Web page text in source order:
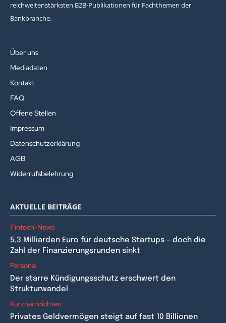
reichweitenstärksten B2B-Publikationen für Fachthemen der
Bankbranche.
Über uns
Mediadaten
Kontakt
FAQ
Offene Stellen
Impressum
Datenschutzerklärung
AGB
Widerrufsbelehrung
AKTUELLE BEITRÄGE
Fintech-News
5,3 Milliarden Euro für deutsche Startups – doch die
Zahl der Finanzierungsrunden sinkt
Personal
Der starre Kündigungsschutz erschwert den
Strukturwandel
Kurznachrichten
Privates Geldvermögen steigt auf fast 10 Billionen